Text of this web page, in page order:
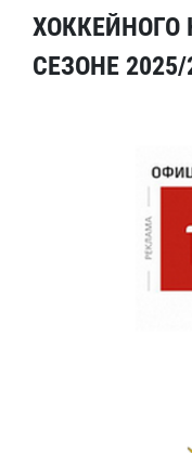
ХОККЕЙНОГО
СЕЗОНЕ 2025/